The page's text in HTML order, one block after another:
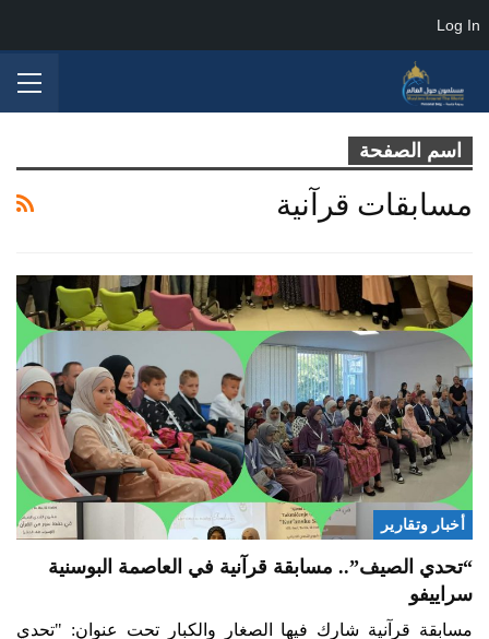
اسم الصفحة
مسابقات قرآنية
أخبار وتقارير
“تحدي الصيف”.. مسابقة قرآنية في العاصمة البوسنية
سراييفو
مسابقة قرآنية شارك فيها الصغار والكبار تحت عنوان: "تحدي
Log In